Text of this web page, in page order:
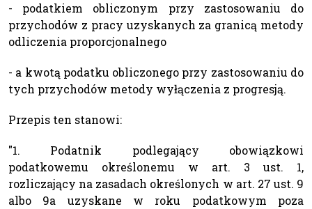
- podatkiem obliczonym przy zastosowaniu do
przychodów z pracy uzyskanych za granicą metody
odliczenia proporcjonalnego
- a kwotą podatku obliczonego przy zastosowaniu do
tych przychodów metody wyłączenia z progresją.
Przepis ten stanowi:
"1. Podatnik podlegający obowiązkowi
podatkowemu określonemu w art. 3 ust. 1,
rozliczający na zasadach określonych w art. 27 ust. 9
albo 9a uzyskane w roku podatkowym poza